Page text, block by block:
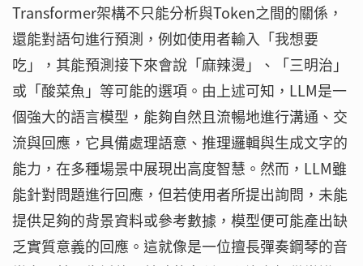
Transformer架構不只能分析與Token之間的關係，
還能對語句進行預測，例如使用者輸入「我想要
吃」，其能預測接下來會說「麻辣燙」、「三明治」
或「酸菜魚」等可能的選項。由上述可知，LLM是一
個強大的語言模型，能夠自然且流暢地進行溝通、交
流與回應，它具備處理語意、推理邏輯與生成文字的
能力，在多種場景中展現出高度智慧。然而，LLM雖
能針對問題進行回應，但若使用者所提出詢問，未能
提供足夠的背景資料或參考數據，模型便可能產出缺
乏實質意義的回應。這就像是一位擅長彈奏鋼琴的音